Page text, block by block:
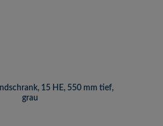
15 HE, 550 mm tief,
grau